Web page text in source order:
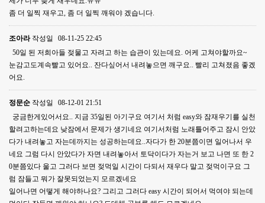
좀 더 일찍 재우고, 좀 더 일찍 깨워야 겠습니다.
조아라 작성일
08-11-25 22:45
50일 된 저희아들 젖물고 자려고 하는 습관이 있는데요. 어케 고쳐야할까요~
눈감고도계속빨고 있어요.. 잔다싶어서 내려놓으면 깨구요.. 빨리 고쳐졌음 좋겠
어요.
정문순 작성일
08-12-01 21:51
궁금한게있어서요.. 지금 35일된 아기구요 여기서 처럼 easy와 잠재우기를 실천
할려고하는데요 낮잠에서 문제가 생기네요 여기서처럼 노래틀어주고 잠시 안았
다가 내려놓고 자는데까지는 성공하는데요..자다가 한 20분쯤이면 일어나서 우
네요 그럼 다시 안았다가 자면 내려놓아서 토닥이다가 자는거 보고 나면 또 한 2
0분쯤있다 울고 그러다 보면 젖먹일 시간이 다되서 재우다 말고 젖먹이구요 그
럼 잠들고 뭐가 잘못되었는지 모르겠네요
일어나면 어떻게 해야하나요? 그리고 그러다 easy 시간이 되어서 먹여야 되는데